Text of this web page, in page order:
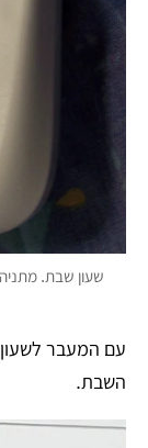
שעון שבת. מתניה
עם המעבר לשעון
השבת.